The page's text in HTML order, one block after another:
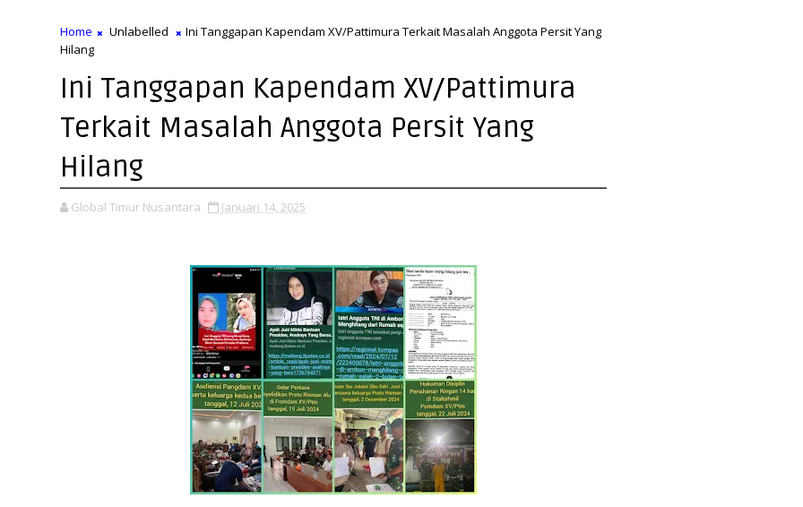
Home Unlabelled
Ini Tanggapan Kapendam XV/Pattimura Terkait Masalah Anggota Persit Yang
Hilang
Ini Tanggapan Kapendam XV/Pattimura
Terkait Masalah Anggota Persit Yang
Hilang
Global Timur Nusantara Januari 14, 2025